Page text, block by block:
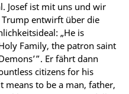
Josef ist mit uns und wir
Trump entwirft über die
„He is
Family, the patron saint
Er fährt dann
citizens for his
to be a man, father,